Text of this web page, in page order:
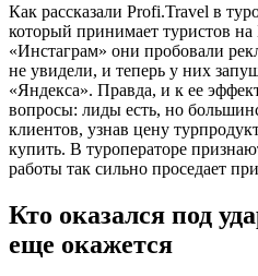
Как рассказали Profi.Travel в
который принимает туристов
«Инстаграм» они пробовали
не увидели, и теперь у них
«Яндекса». Правда, и к ее
вопросы: лиды есть, но
клиентов, узнав цену
купить. В туроператоре
работы так сильно проседает
Кто оказался под
еще окажется